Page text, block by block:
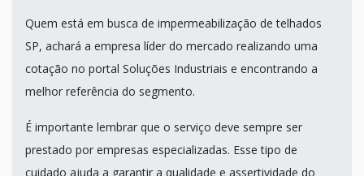
Quem está em busca de impermeabilização de telhados
SP, achará a empresa líder do mercado realizando uma
cotação no portal Soluções Industriais e encontrando a
melhor referência do segmento.
É importante lembrar que o serviço deve sempre ser
prestado por empresas especializadas. Esse tipo de
cuidado ajuda a garantir a qualidade e assertividade do